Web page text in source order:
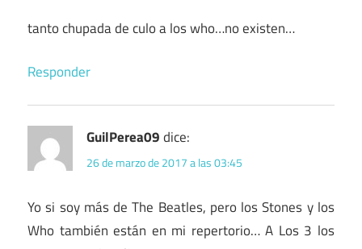
tanto chupada de culo a los who…no existen…
Responder
GuilPerea09dice:
26 de marzo de 2017 a las 03:45
Yo si soy más de The Beatles, pero los Stones y los
Who también están en mi repertorio… A Los 3 los